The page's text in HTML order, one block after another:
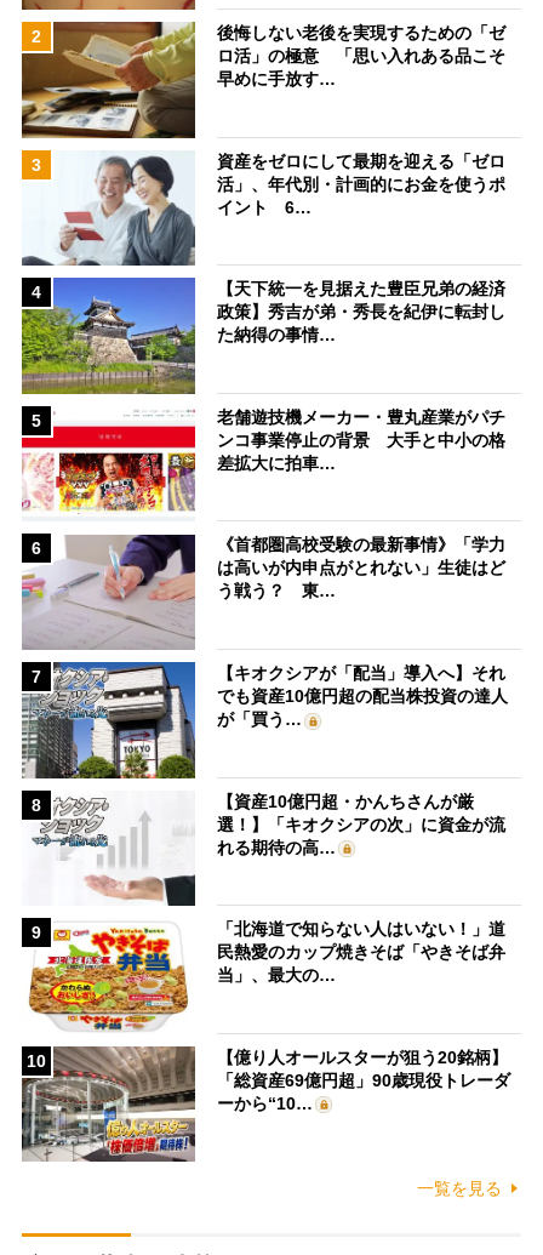
2
後悔しない老後を実現するための「ゼ
ロ活」の極意 「思い入れある品こそ
早めに手放す…
3
資産をゼロにして最期を迎える「ゼロ
活」、年代別・計画的にお金を使うポ
イント 6…
4
【天下統一を見据えた豊臣兄弟の経済
政策】秀吉が弟・秀長を紀伊に転封し
た納得の事情…
5
老舗遊技機メーカー・豊丸産業がパチ
ンコ事業停止の背景 大手と中小の格
差拡大に拍車…
6
《首都圏高校受験の最新事情》「学力
は高いが内申点がとれない」生徒はど
う戦う？ 東…
7
【キオクシアが「配当」導入へ】それ
でも資産10億円超の配当株投資の達人
が「買う…
8
【資産10億円超・かんちさんが厳
選！】「キオクシアの次」に資金が流
れる期待の高…
9
「北海道で知らない人はいない！」道
民熱愛のカップ焼きそば「やきそば弁
当」、最大の…
10
【億り人オールスターが狙う20銘柄】
「総資産69億円超」90歳現役トレーダ
ーから“10…
一覧を見る